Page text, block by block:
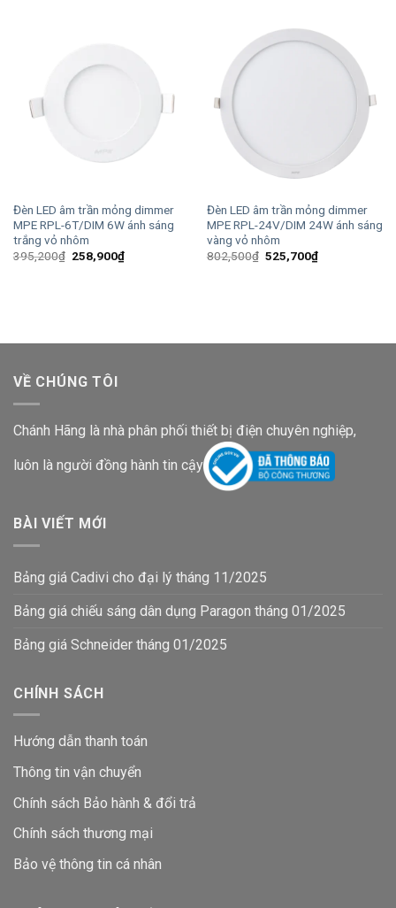
Đèn LED âm trần mỏng dimmer
MPE RPL-6T/DIM 6W ánh sáng
trắng vỏ nhôm
395,200₫ Giá
258,900₫Giá
hiện
Đèn LED âm trần mỏng dimmer
MPE RPL-24V/DIM 24W ánh sáng
vàng vỏ nhôm
802,500₫ Giá
525,700₫Giá
hiện
VỀ CHÚNG TÔI
Chánh Hãng là nhà phân phối thiết bị điện chuyên nghiệp,
luôn là người đồng hành tin cậy
BÀI VIẾT MỚI
Bảng giá Cadivi cho đại lý tháng 11/2025
Bảng giá chiếu sáng dân dụng Paragon tháng 01/2025
Bảng giá Schneider tháng 01/2025
CHÍNH SÁCH
Hướng dẫn thanh toán
Thông tin vận chuyển
Chính sách Bảo hành & đổi trả
Chính sách thương mại
Bảo vệ thông tin cá nhân